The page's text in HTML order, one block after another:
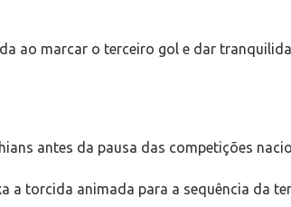
ao marcar o terceiro gol e dar
antes da pausa das competições
a torcida animada para a sequência da